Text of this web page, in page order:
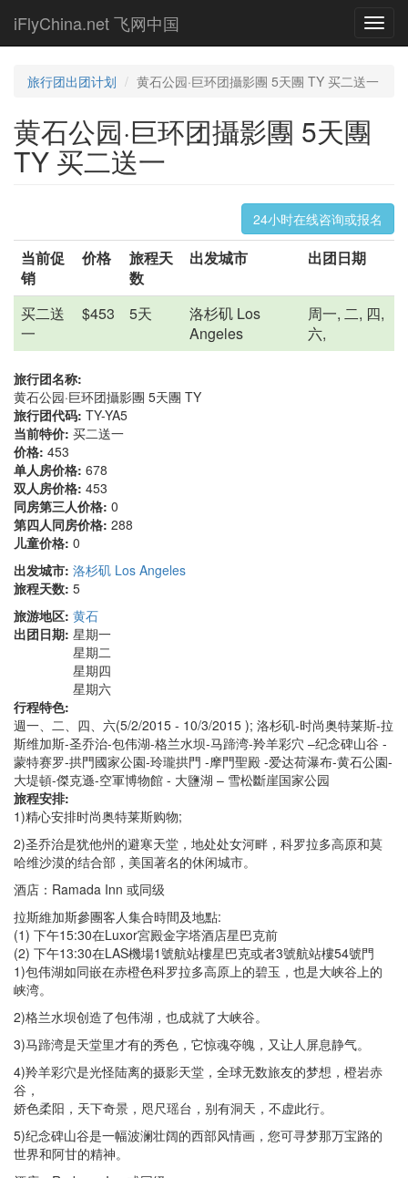
main
iFlyChina.net 飞网中国
旅行团出团计划 黄石公园·巨环团攝影團 5天團 TY 买二送一
黄石公园·巨环团攝影團 5天團
TY 买二送一
24小时在线咨询或报名
当前促
销
价格
旅程天
数
出发城市 出团日期
买二送
一
$453 5天
洛杉矶 Los
Angeles
周一, 二, 四,
六,
旅行团名称:
黄石公园·巨环团攝影團 5天團 TY
旅行团代码: TY-YA5
当前特价: 买二送一
价格: 453
单人房价格: 678
双人房价格: 453
同房第三人价格: 0
第四人同房价格: 288
儿童价格: 0
出发城市: 洛杉矶 Los Angeles
旅程天数: 5
旅游地区: 黄石
出团日期: 星期一
星期二
星期四
星期六
行程特色:
週一、二、四、六(5/2/2015 - 10/3/2015 ); 洛杉矶-时尚奥特莱斯-拉
斯维加斯-圣乔治-包伟湖-格兰水坝-马蹄湾-羚羊彩穴 –纪念碑山谷 -
蒙特赛罗-拱門國家公園-玲瓏拱門 -摩門聖殿 -爱达荷瀑布-黄石公園-
大堤頓-傑克遜-空軍博物館 - 大鹽湖 – 雪松斷崖国家公园
旅程安排:
1)精心安排时尚奥特莱斯购物;
2)圣乔治是犹他州的避寒天堂，地处处女河畔，科罗拉多高原和莫
哈维沙漠的结合部，美国著名的休闲城市。
酒店：Ramada Inn 或同级
拉斯維加斯參團客人集合時間及地點:
(1) 下午15:30在Luxor宮殿金字塔酒店星巴克前
(2) 下午13:30在LAS機場1號航站樓星巴克或者3號航站樓54號門
1)包伟湖如同嵌在赤橙色科罗拉多高原上的碧玉，也是大峡谷上的
峡湾。
2)格兰水坝创造了包伟湖，也成就了大峡谷。
3)马蹄湾是天堂里才有的秀色，它惊魂夺魄，又让人屏息静气。
4)羚羊彩穴是光怪陆离的摄影天堂，全球无数旅友的梦想，橙岩赤
谷，
娇色柔阳，天下奇景，咫尺瑶台，别有洞天，不虚此行。
5)纪念碑山谷是一幅波澜壮阔的西部风情画，您可寻梦那万宝路的
世界和阿甘的精神。